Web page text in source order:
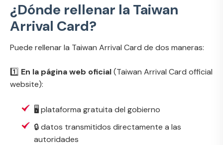
¿Dónde rellenar la Taiwan
Arrival Card?
Puede rellenar la Taiwan Arrival Card de dos maneras:
1️⃣ En la página web oficial(Taiwan Arrival Card official
website):
🖥️ plataforma gratuita del gobierno
🔒 datos transmitidos directamente a las
autoridades